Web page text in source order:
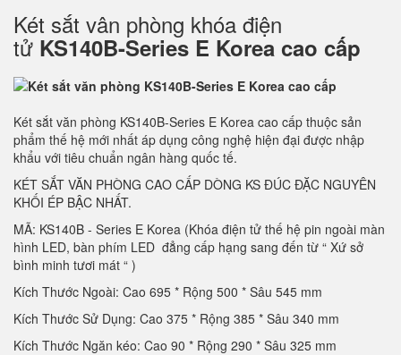
Két sắt vân phòng khóa điện
tử KS140B-Series E Korea cao cấp
Két sắt văn phòng KS140B-Series E Korea cao cấp thuộc sản
phẩm thế hệ mới nhất áp dụng công nghệ hiện đại được nhập
khẩu với tiêu chuẩn ngân hàng quốc tế.
KÉT SẮT VĂN PHÒNG CAO CẤP DÒNG KS ĐÚC ĐẶC NGUYÊN
KHỐI ÉP BẬC NHẤT.
MÃ: KS140B - Series E Korea (Khóa điện tử thế hệ pin ngoài màn
hình LED, bàn phím LED đẳng cấp hạng sang đến từ “ Xứ sở
bình minh tươi mát “ )
Kích Thước Ngoài: Cao 695 * Rộng 500 * Sâu 545 mm
Kích Thước Sử Dụng: Cao 375 * Rộng 385 * Sâu 340 mm
Kích Thước Ngăn kéo: Cao 90 * Rộng 290 * Sâu 325 mm